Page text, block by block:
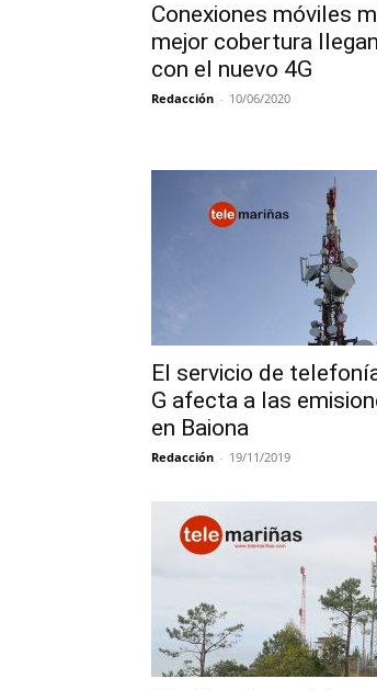
Conexiones móviles
mejor cobertura
con el nuevo 4G
Redacción - 10/06/2020
El servicio de
G afecta a las
en Baiona
Redacción - 19/11/2019